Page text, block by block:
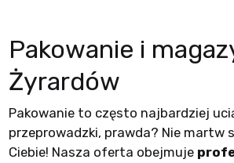
Pakowanie i
Żyrardów
Pakowanie to często najbardziej
przeprowadzki, prawda? Nie martw
Ciebie! Nasza oferta obejmuje